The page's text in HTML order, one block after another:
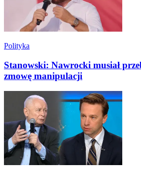
Polityka
Stanowski: Nawrocki musiał
zmowę manipulacji